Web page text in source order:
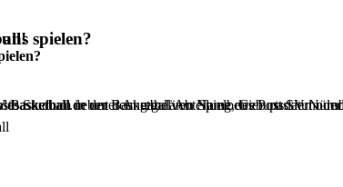
Studium in der Basketball Abteilung des Post SV
spielen?
unter Angabe von Name, Geburtsdatum
Basketball neben dem regulären Spielbetrieb passiert